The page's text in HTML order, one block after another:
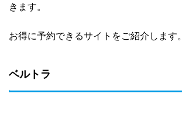
きます。
お得に予約できるサイトをご紹介します。
ベルトラ